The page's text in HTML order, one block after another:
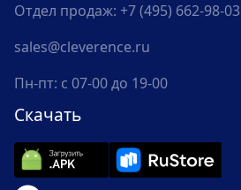
Отдел продаж: +7 (495) 662-98-03
sales@cleverence.ru
Пн-пт: с 07-00 до 19-00
Скачать